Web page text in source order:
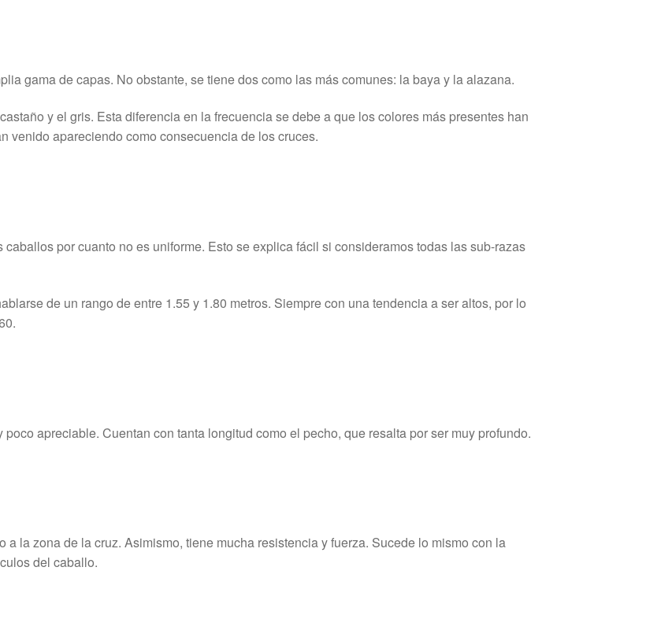
gama de capas. No obstante, se tiene dos como las más comunes: la baya y la alazana.
y el gris. Esta diferencia en la frecuencia se debe a que los colores más presentes han
venido apareciendo como consecuencia de los cruces.
por cuanto no es uniforme. Esto se explica fácil si consideramos todas las sub-razas
de un rango de entre 1.55 y 1.80 metros. Siempre con una tendencia a ser altos, por lo
apreciable. Cuentan con tanta longitud como el pecho, que resalta por ser muy profundo.
a la zona de la cruz. Asimismo, tiene mucha resistencia y fuerza. Sucede lo mismo con la
del caballo.